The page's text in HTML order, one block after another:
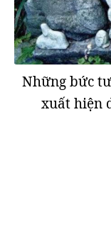
Những bức
xuất hiện